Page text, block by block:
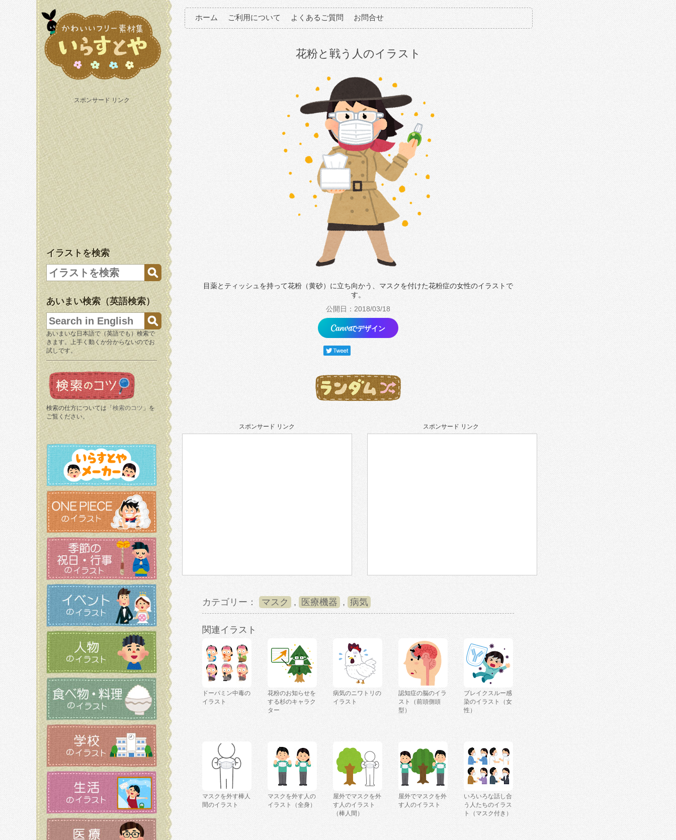
スポンサード リンク
イラストを検索
あいまい検索（英語検索）
あいまいな日本語で（英語でも）検索で
きます。上手く動くか分からないのでお
試しです。
検索の仕方については「 検索のコツ 」を
ご覧ください。
ホーム ご利用について よくあるご質問 お問合せ
花粉と戦う人のイラスト
目薬とティッシュを持って花粉（黄砂）に立ち向かう、マスクを付けた花粉症の女性のイラストで
す。
公開日：2018/03/18
でデザイン
スポンサード リンク スポンサード リンク
カテゴリー： マスク , 医療機器 , 病気
関連イラスト
ドーパミン中毒の
イラスト
花粉のお知らせを
する杉のキャラク
ター
病気のニワトリの
イラスト
認知症の脳のイラ
スト（前頭側頭
型）
ブレイクスルー感
染のイラスト（女
性）
マスクを外す棒人
間のイラスト
マスクを外す人の
イラスト（全身）
屋外でマスクを外
す人のイラスト
（棒人間）
屋外でマスクを外
す人のイラスト
いろいろな話し合
う人たちのイラス
ト（マスク付き）